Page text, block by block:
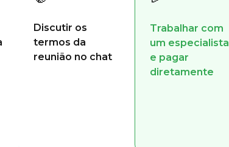
Discutir os
termos da
reunião no chat
Trabalhar com
um especialista
e pagar
diretamente